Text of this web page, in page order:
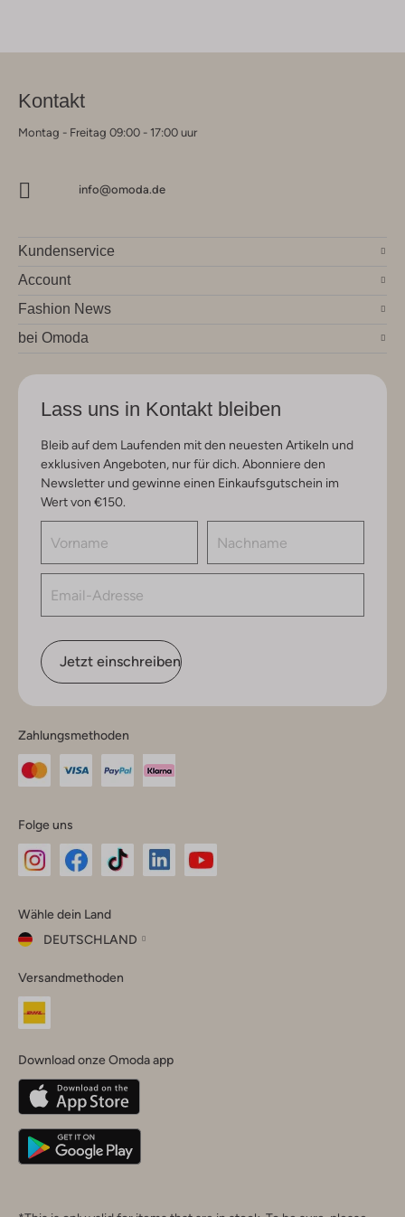
Kontakt
Montag - Freitag 09:00 - 17:00 uur
info@omoda.de
Kundenservice
Account
Fashion News
bei Omoda
Lass uns in Kontakt bleiben
Bleib auf dem Laufenden mit den neuesten Artikeln und
exklusiven Angeboten, nur für dich. Abonniere den
Newsletter und gewinne einen Einkaufsgutschein im
Wert von €150.
Jetzt einschreiben
Zahlungsmethoden
Folge uns
Instagram
Facebook
TikTok
Wähle dein Land
DEUTSCHLAND
dein
Land
Belgique(Français)
Deutschland
Versandmethoden
Download onze Omoda app